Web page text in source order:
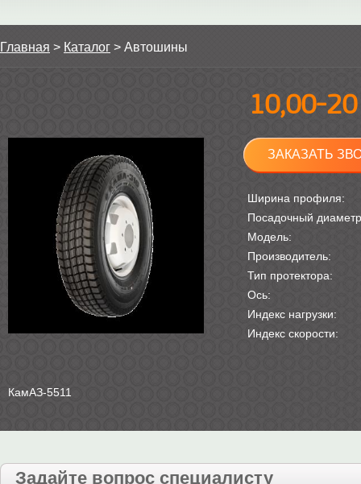
Главная > Каталог > Автошины
10,00-
ЗАКАЗАТЬ
Ширина профиля:
Посадочный
Модель:
Производитель:
Тип протектора:
Ось:
Индекс нагрузки:
Индекс скорости:
КамАЗ-5511
Задайте вопрос специалисту